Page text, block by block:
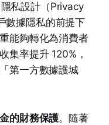
私設計（Privacy
數據隱私的前提下
能夠轉化為消費者
集率提升 120%，
第一方數據護城
的財務保護。隨著